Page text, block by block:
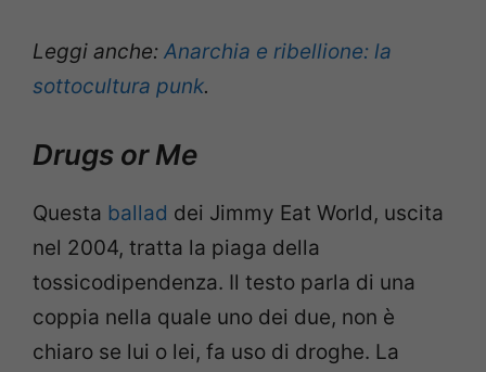
Leggi anche: Anarchia e ribellione: la
sottocultura punk.
Drugs or Me
Questa ballad dei Jimmy Eat World, uscita
nel 2004, tratta la piaga della
tossicodipendenza. Il testo parla di una
coppia nella quale uno dei due, non è
chiaro se lui o lei, fa uso di droghe. La